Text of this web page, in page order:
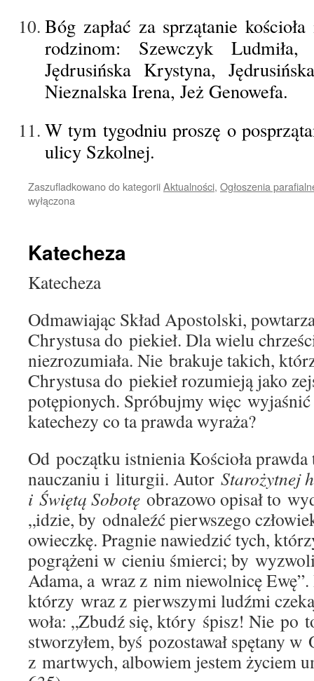
Bóg zapłać za sprzątanie
rodzinom: Szewczyk Ludmiła,
Jędrusińska Krystyna,
Nieznalska Irena, Jeż Genowefa.
W tym tygodniu proszę o
ulicy Szkolnej.
Zaszufladkowano do kategoriiAktualności, Ogłoszenia
wyłączona
Katecheza
Katecheza
Odmawiając Skład Apostolski,
Chrystusa do piekieł. Dla wielu
niezrozumiała. Nie brakuje takich,
Chrystusa do piekieł rozumieją jako
potępionych. Spróbujmy więc
katechezy co ta prawda wyraża?
Od początku istnienia Kościoła prawda
nauczaniu i liturgii. Autor Starożytnej
i Świętą Sobotę obrazowo opisał to
„idzie, by odnaleźć pierwszego
owieczkę. Pragnie nawiedzić tych,
pogrążeni w cieniu śmierci; by
Adama, a wraz z nim niewolnicę
którzy wraz z pierwszymi ludźmi
woła: „Zbudź się, który śpisz! Nie po
stworzyłem, byś pozostawał spętany w
z martwych, albowiem jestem życiem